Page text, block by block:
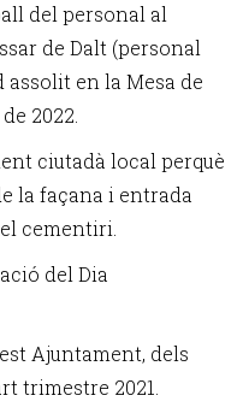
del personal al
de Dalt (personal
en la Mesa de
2022.
ciutadà local perquè
la façana i entrada
cementiri.
del Dia
Ajuntament, dels
trimestre 2021.